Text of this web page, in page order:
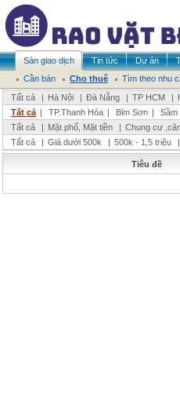
Sàn giao dịch Tin tức Dự án
Cần bán
Cho thuê
Tìm theo nhu
Tất cả
| Hà Nội | Đà Nẵng | TP HCM |
Tất cả | TP.Thanh Hóa | Bỉm Sơn | Sầm
Tất cả
| Mặt phố, Mặt tiền | Chung cư
Tất cả
| Giá dưới 500k | 500k - 1,5 triệu |
Tiêu đề